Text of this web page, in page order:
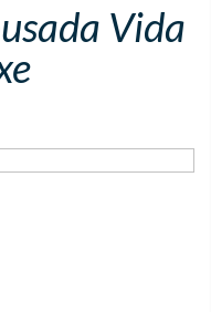
Vida